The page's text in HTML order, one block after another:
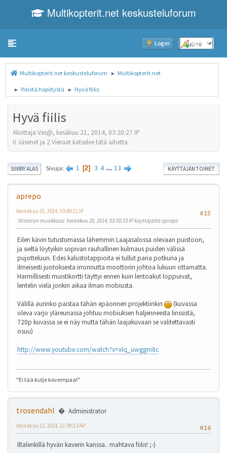
Multikopterit.net keskusteluforum
Toggle navigation Log in Sign up
Multikopterit.net keskusteluforum ► Multikopterit.net
► Yleistä höpötystä ► Hyvä fiilis
Hyvä fiilis
Aloittaja Ves@, kesäkuu 21, 2014, 03:20:27 IP
0 Jäsenet ja 2 Vieraat katselee tätä aihetta.
SIIRRY ALAS Sivuja 1 2 3 4 ... 13 KÄYTTÄJÄN TOIMET
aprepo
#15
heinäkuu 20, 2014, 03:49:21 IP
Viimeisin muokkaus: heinäkuu 20, 2014, 03:50:53 IP käyttäjältä aprepo
Eilen kävin tutustumassa lähemmin Laajasalossa olevaan puistoon,
ja sieltä löytyikin sopivan rauhallinen kulmaus puiden välissä
pujotteluun. Edes kalustotappioita ei tullut paria potkuria ja
ilmeisesti juotoksesta irronnutta moottorin johtoa lukuun ottamatta.
Harmillisesti muistikortti täyttyi ennen kuin lentoakut loppuivat,
lentelin vielä jonkin aikaa ilman mobiusta.
Välillä aurinko paistaa tähän epäonnen projektiinkin
(kuvassa
oleva varjo yläreunassa johtuu mobiuksen haljenneesta linssistä,
720p kuvassa se ei näy mutta tähän laajakuvaan se valitettavasti
osuu)
http://www.youtube.com/watch?v=xlq_uwggm8c
"Ei tää kulje kovempaa!"
trosendahl
Administrator
#16
heinäkuu 23, 2014, 12:39:23 AP
Iltalenkillä hyvän kaverin kanssa.. mahtava fiilis! ;-)